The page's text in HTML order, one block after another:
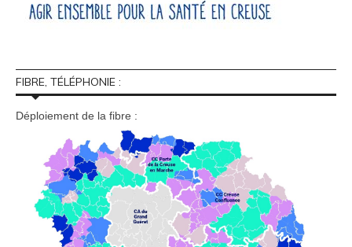
FIBRE, TÉLÉPHONIE :
Déploiement de la fibre :